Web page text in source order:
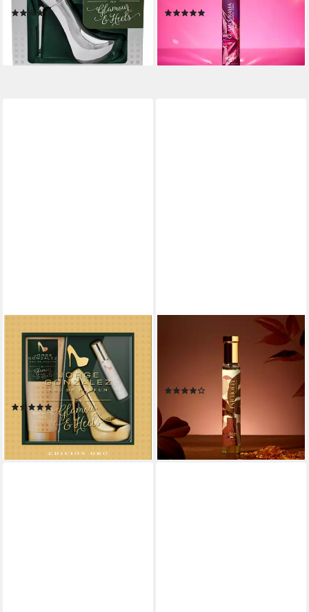
(6)
14,99 €
(29,98 €/ 100 ml)
lieferbar - in 3-4 Werktagen bei dir
(39,83 €/ 100 ml)
lieferbar - in 3-4 Werktagen bei dir
JORGE GONZÁLEZ
Eau de Parfum JORGE
GONZÁLEZ EDICIÓN ORO
3er Geschenkset,
EDP+Duschgel, Damenduft
(5)
19,99 €
(10,81 €/ 100 ml)
lieferbar - in 3-4 Werktagen bei dir
Eau de Parfum adopt
PATCHOULY, 30ml Eau de
(39,83 €/ 100 ml)
lieferbar - in 3-4 Werktagen bei dir